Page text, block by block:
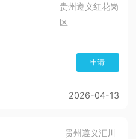
贵州遵义红花岗
区
申请
2026-04-13
贵州遵义汇川